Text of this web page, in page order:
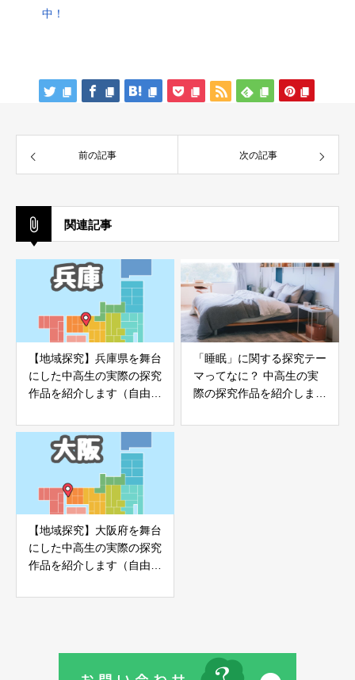
中！
前の記事 次の記事
関連記事
【地域探究】兵庫県を舞台
にした中高生の実際の探究
作品を紹介します（自由す
「睡眠」に関する探究テー
マってなに？ 中高生の実
際の探究作品を紹介します
【地域探究】大阪府を舞台
にした中高生の実際の探究
作品を紹介します（自由す